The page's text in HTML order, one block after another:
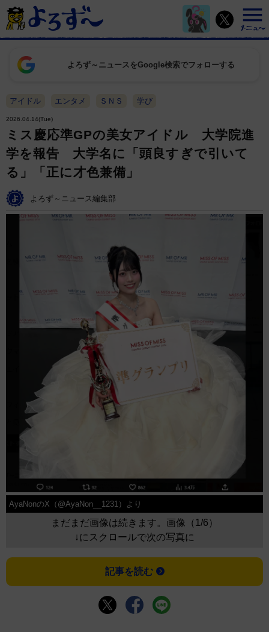
よろず～ニュースをGoogle検索でフォローする
アイドル エンタメ ＳＮＳ 学び
2026.04.14(Tue)
ミス慶応準GPの美女アイドル 大学院進
学を報告 大学名に「頭良すぎで引いて
る」「正に才色兼備」
よろず～ニュース編集部
AyaNonのX（@AyaNon__1231）より
まだまだ画像は続きます。画像（1/6）
↓にスクロールで次の写真に
記事を読む